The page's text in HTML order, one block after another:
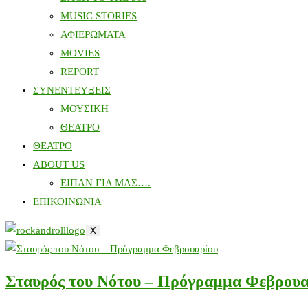
MUSIC STORIES
ΑΦΙΕΡΩΜΑΤΑ
MOVIES
REPORT
ΣΥΝΕΝΤΕΥΞΕΙΣ
ΜΟΥΣΙΚΗ
ΘΕΑΤΡΟ
ΘΕΑΤΡΟ
ABOUT US
ΕΙΠΑΝ ΓΙΑ ΜΑΣ….
ΕΠΙΚΟΙΝΩΝΙΑ
X
Σταυρός του Νότου – Πρόγραμμα